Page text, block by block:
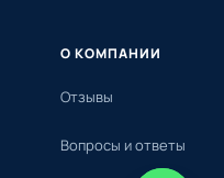
О КОМПАНИИ
Отзывы
Вопросы и ответы